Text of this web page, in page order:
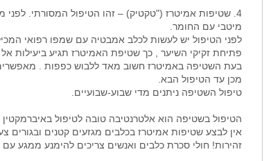
4. שטיפות אמיטרז ("טקטיק) – זהו הטיפול המסורתי.
מיטבי עם החומר.
לפני הטיפול יש לעשות לכלב אמבטיה עם שמפו רפואי
פתיחת זקיקי השיער , כך שטיפת האמיטרז תגיע ביעילות אל
בעת השטיפה באמיטרז חשוב מאד ללבוש כפפות . מאפשרים
מכן עד הטיפול הבא.
טיפול השטיפה ניתנים מדי שבוע-שבועיים.
הטיפול בשטיפה הוא אלטרנטיבה טובה לטיפול באיברמקטין
אין לבצע שטיפות אמיטרז בכלבים מגזעים קטנים ובגורים צעירים
זהירות! חולי סכרת כלבים ואנשים צריכים להימנע ממגע